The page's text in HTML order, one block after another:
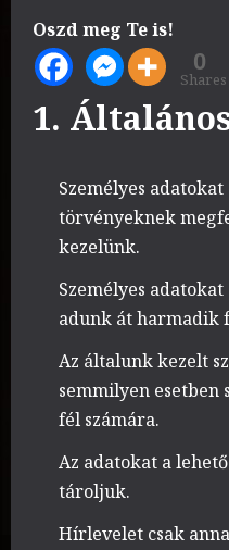
Oszd meg Te is!
0
Shares
1.
Személyes
törvényeknek
kezelünk.
Személyes
adunk át harmadik
Az általunk kezelt
semmilyen
fél számára.
Az adatokat a
tároljuk.
Hírlevelet csak